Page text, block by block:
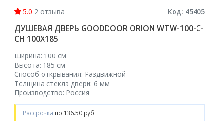
5.0 2 отзыва Код: 45405
ДУШЕВАЯ ДВЕРЬ GOODDOOR ORION WTW-100-C-
CH 100X185
Ширина: 100 см
Высота: 185 см
Способ открывания: Раздвижной
Толщина стекла двери: 6 мм
Производство: Россия
Рассрочка по 136.50 руб.